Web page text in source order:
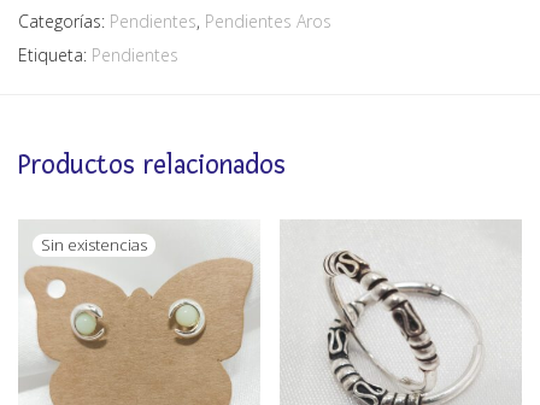
Categorías: Pendientes, Pendientes Aros
Etiqueta: Pendientes
Productos relacionados